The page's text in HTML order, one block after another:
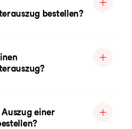
bestellen?
einer